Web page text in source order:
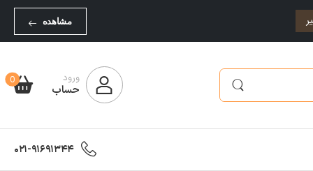
مشاهده
ورود
حساب
0
021-91691344